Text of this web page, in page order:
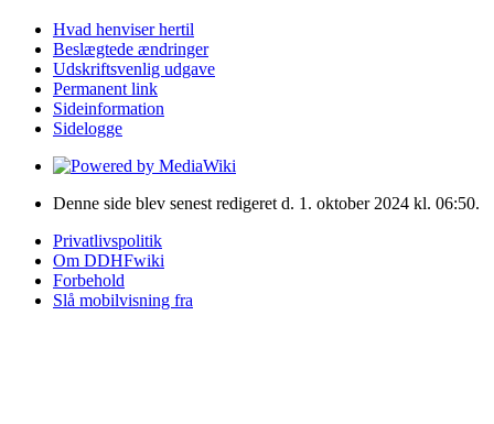
Hvad henviser hertil
Beslægtede ændringer
Udskriftsvenlig udgave
Permanent link
Sideinformation
Sidelogge
Denne side blev senest redigeret d. 1. oktober 2024 kl. 06:50.
Privatlivspolitik
Om DDHFwiki
Forbehold
Slå mobilvisning fra